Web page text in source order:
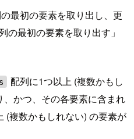
最初の要素を取り出し、更
の最初の要素を取り出す」
配列に1つ以上 (複数かもし
かつ、その各要素に含まれ
(複数かもしれない) の要素が